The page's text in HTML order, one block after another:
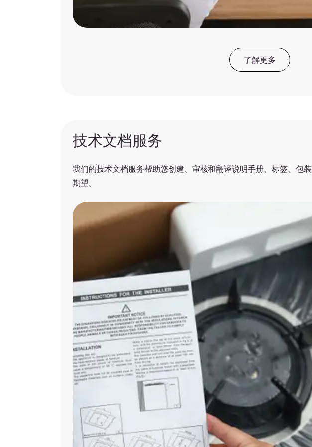
了解更多
技术文档服务
我们的技术文档服务帮助您创建、审核和翻译说明手册、标签、包
期望。